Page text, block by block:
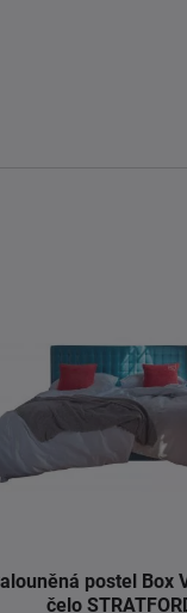
postel Box
čelo